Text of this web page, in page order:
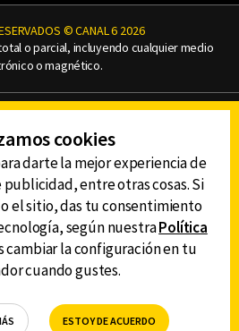
© CANAL 6 2026
o parcial, incluyendo cualquier medio
o magnético.
DE PRIVACIDAD
AVISO LEGAL
DE LAS AUDIENCIAS
LA APP DE CANAL 6
cookies
darte la mejor experiencia de
entre otras cosas. Si
el sitio, das tu consentimiento
según nuestraPolítica
cambiar la configuración en tu
cuando gustes.
ESTOY DE ACUERDO